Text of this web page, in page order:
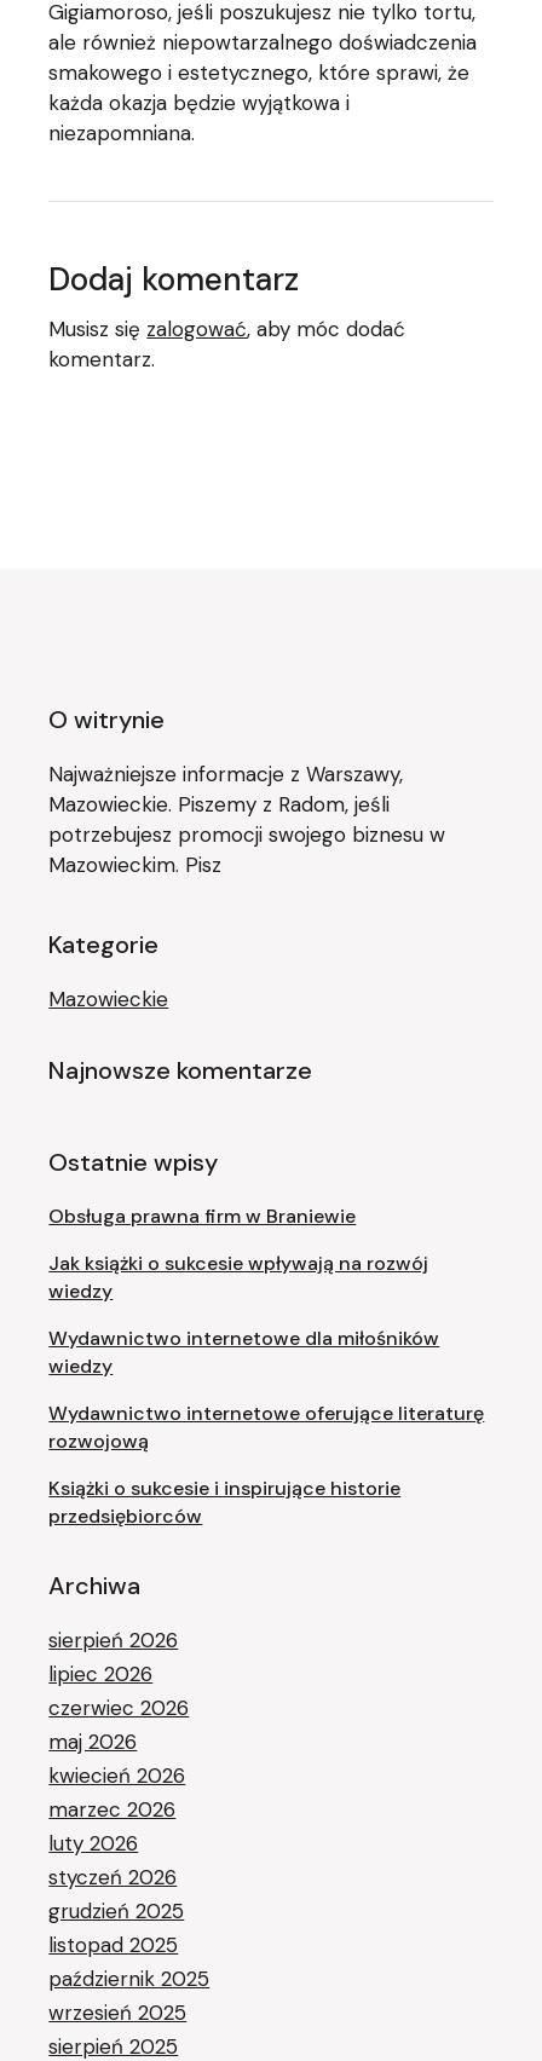
Gigiamoroso, jeśli poszukujesz nie tylko tortu,
ale również niepowtarzalnego doświadczenia
smakowego i estetycznego, które sprawi, że
każda okazja będzie wyjątkowa i
niezapomniana.
Dodaj komentarz
Musisz się zalogować, aby móc dodać
komentarz.
O witrynie
Najważniejsze informacje z Warszawy,
Mazowieckie. Piszemy z Radom, jeśli
potrzebujesz promocji swojego biznesu w
Mazowieckim. Pisz
Kategorie
Mazowieckie
Najnowsze komentarze
Ostatnie wpisy
Obsługa prawna firm w Braniewie
Jak książki o sukcesie wpływają na rozwój
wiedzy
Wydawnictwo internetowe dla miłośników
wiedzy
Wydawnictwo internetowe oferujące literaturę
rozwojową
Książki o sukcesie i inspirujące historie
przedsiębiorców
Archiwa
sierpień 2026
lipiec 2026
czerwiec 2026
maj 2026
kwiecień 2026
marzec 2026
luty 2026
styczeń 2026
grudzień 2025
listopad 2025
październik 2025
wrzesień 2025
sierpień 2025